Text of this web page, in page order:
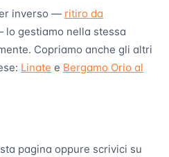
inverso — ritiro da
lo gestiamo nella stessa
Copriamo anche gli altri
Linate e Bergamo Orio al
pagina oppure scrivici su